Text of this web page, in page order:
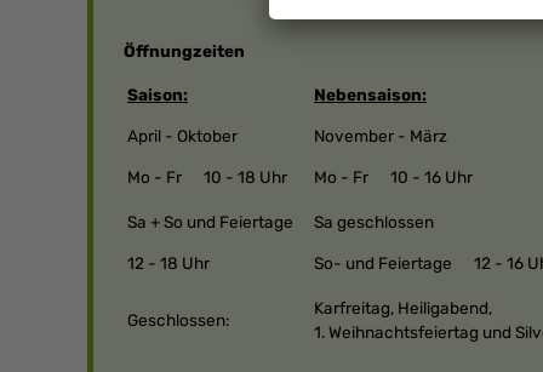
Öffnungzeiten
Saison:
April - Oktober
Mo - Fr 10 - 18 Uhr
Nebensaison:
November - März
Mo - Fr 10 - 16 Uhr
Sa + So und Feiertage
12 - 18 Uhr
Sa geschlossen
So- und Feiertage 12 - 16
Geschlossen:
Karfreitag, Heiligabend,
1. Weihnachtsfeiertag und